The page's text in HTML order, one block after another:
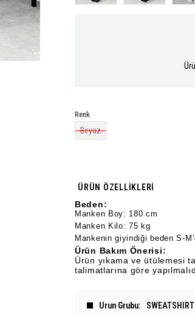
Renk
Beyaz
ÜRÜN ÖZELLIKLERI
Beden:
Manken Boy: 180 cm
Manken Kilo: 75 kg
Mankenin giyindiği beden S-
Ürün Bakım Önerisi:
Ürün yıkama ve ütülemesi
talimatlarına göre
Urun Grubu SWEATSHIRT